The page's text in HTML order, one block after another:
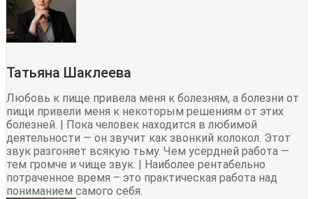
Татьяна Шаклеева
Любовь к пище привела меня к болезням, а болезни от
пищи привели меня к некоторым решениям от этих
болезней. | Пока человек находится в любимой
деятельности — он звучит как звонкий колокол. Этот
звук разгоняет всякую тьму. Чем усердней работа —
тем громче и чище звук. | Наиболее рентабельно
потраченное время – это практическая работа над
пониманием самого себя.